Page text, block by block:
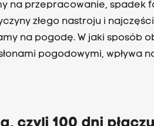
na przepracowanie, spadek
na pogodę. W jaki sposób
pogodowymi, wpływa
w rozmowie z Wiolą Gawlik-